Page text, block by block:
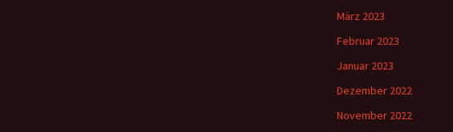
März 2023
Februar 2023
Januar 2023
Dezember 2022
November 2022